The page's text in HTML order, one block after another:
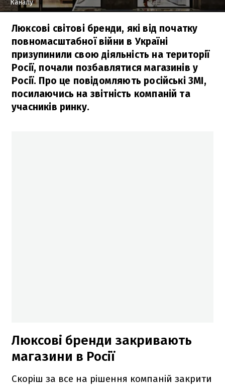
Каналу
Люксові світові бренди, які від початку
повномасштабної війни в Україні
призупинили свою діяльність на території
Росії, почали позбавлятися магазинів у
Росії. Про це повідомляють російські ЗМІ,
посилаючись на звітність компаній та
учасників ринку.
Люксові бренди закривають
магазини в Росії
Скоріш за все на рішення компаній закрити